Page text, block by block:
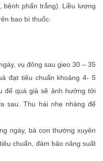
bệnh phấn trắng). Liều lượng
bao bì thuốc.
vụ đông sau gieo 30 – 35
đạt tiêu chuẩn khoảng 4- 5
để quá già sẽ ảnh hưởng tới
sau. Thu hái nhẹ nhàng để
ngày, bà con thường xuyên
chuẩn, đảm bảo năng suất